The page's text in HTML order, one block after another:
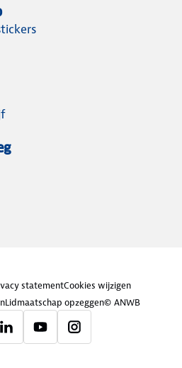
statementCookies wijzigen
Lidmaatschap opzeggen© ANWB